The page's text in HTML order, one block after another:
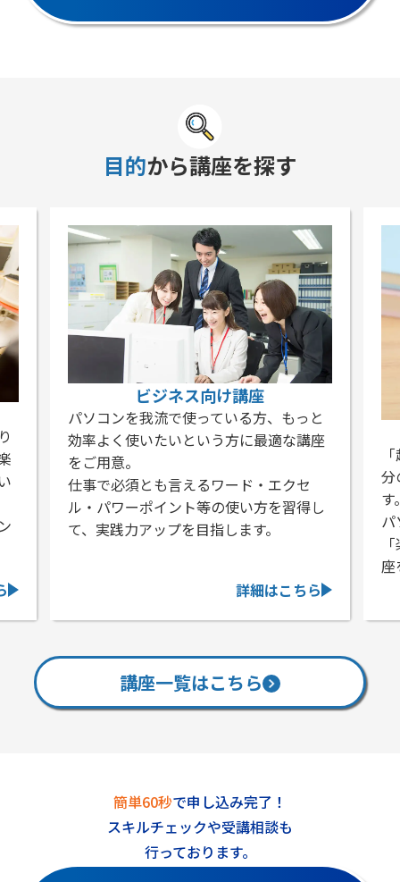
目的から講座を探す
ビジネス向け講座
パソコンを我流で使っている方、もっと
効率よく使いたいという方に最適な講座
をご用意。
仕事で必須とも言えるワード・エクセ
ル・パワーポイント等の使い方を習得し
て、実践力アップを目指します。
詳細はこちら
分
す
座
講座一覧はこちら
簡単60秒で申し込み完了！
スキルチェックや受講相談も
行っております。